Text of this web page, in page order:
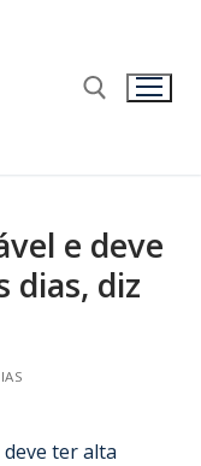
e deve
dias, diz
ter alta